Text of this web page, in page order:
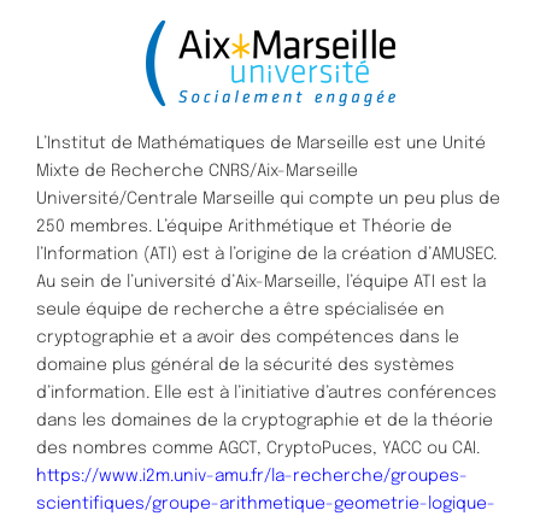
L’Institut de Mathématiques de Marseille est une Unité
Mixte de Recherche CNRS/Aix-Marseille
Université/Centrale Marseille qui compte un peu plus de
250 membres. L’équipe Arithmétique et Théorie de
l’Information (ATI) est à l’origine de la création d’AMUSEC.
Au sein de l’université d’Aix-Marseille, l’équipe ATI est la
seule équipe de recherche a être spécialisée en
cryptographie et a avoir des compétences dans le
domaine plus général de la sécurité des systèmes
d’information. Elle est à l’initiative d’autres conférences
dans les domaines de la cryptographie et de la théorie
des nombres comme AGCT, CryptoPuces, YACC ou CAI.
https://www.i2m.univ-amu.fr/la-recherche/groupes-
scientifiques/groupe-arithmetique-geometrie-logique-